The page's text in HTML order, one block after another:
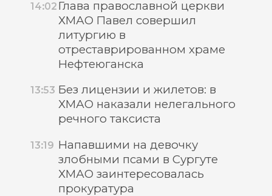
14:02 Глава православной церкви
ХМАО Павел совершил
литургию в
отреставрированном храме
Нефтеюганска
13:53 Без лицензии и жилетов: в
ХМАО наказали нелегального
речного таксиста
13:19 Напавшими на девочку
злобными псами в Сургуте
ХМАО заинтересовалась
прокуратура